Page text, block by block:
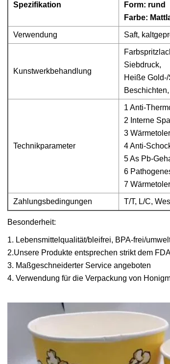
Spezifikation
Form: rund
Farbe:
Verwendung Saft,
Kunstwerkbehandlung
Siebdruck,
Heiße
Technikparameter
1 Anti-
2 Interne
3
4 Anti-
5 As Pb-
6
7
Zahlungsbedingungen T/T, L/C,
Besonderheit:
1. Lebensmittelqualität/bleifrei, BPA-frei/
2.Unsere Produkte entsprechen strikt dem
3. Maßgeschneiderter Service angeboten
4. Verwendung für die Verpackung von